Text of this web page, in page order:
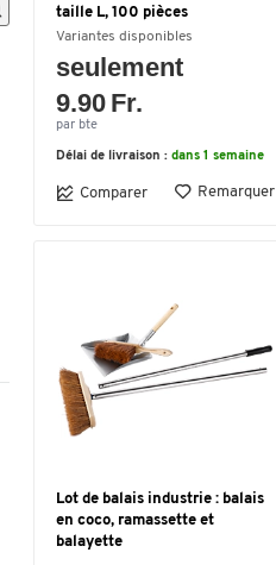
taille L, 100 pièces
Variantes disponibles
seulement
9.90 Fr.
par bte
Délai de livraison : dans 1 semaine
Comparer Remarquer
Lot de balais industrie : balais
en coco, ramassette et
balayette